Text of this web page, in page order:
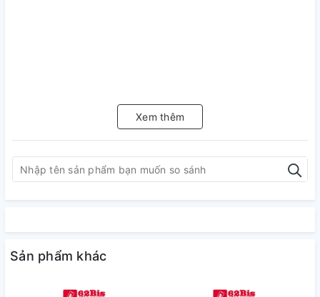
Xem thêm
Sản phẩm khác